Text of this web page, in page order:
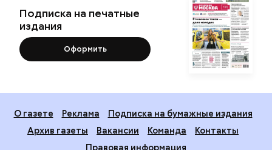
Подписка на печатные
издания
Оформить
О газете Реклама
Подписка на бумажные издания
Архив газеты
Вакансии Команда
Контакты
Правовая информация